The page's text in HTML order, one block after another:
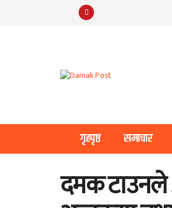
गृहपृष्ठ समाचार
दमक